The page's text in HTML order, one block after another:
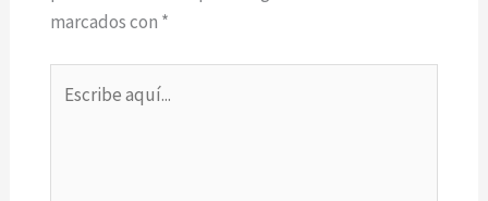
marcados con *
aquí...